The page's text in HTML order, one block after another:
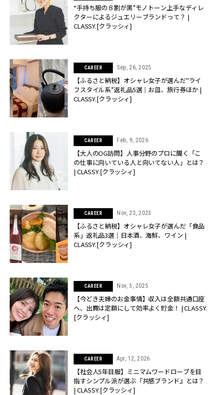
“手持ち服の８割が黒”モノトーン上手なディレ
クターによるジュエリーブランドって？ |
CLASSY.[クラッシィ]
CAREER Sep, 26, 2025
【ふるさと納税】オシャレ女子が選んだ"ライ
フスタイル系”返礼品5選｜お皿、旅行券ほか |
CLASSY.[クラッシィ]
CAREER Feb, 9, 2026
【大人のOG訪問】人事分野のプロに聞く「こ
の仕事に向いている人と向いてない人」とは？
| CLASSY.[クラッシィ]
CAREER Nov, 23, 2025
【ふるさと納税】オシャレ女子が選んだ「食品
系」返礼品3選｜日本酒、海鮮、ワイン |
CLASSY.[クラッシィ]
CAREER Nov, 5, 2025
【今どき夫婦のお金事情】収入は全額共通口座
へ、出費は定額にして効率よく貯金！ | CLASSY.
[クラッシィ]
CAREER Apr, 12, 2026
【社会人5年目服】ミニマムワードローブを目
指すシンプル派が選ぶ『共感ブランド』とは？
| CLASSY.[クラッシィ]